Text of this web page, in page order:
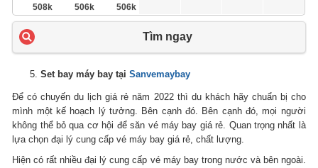
508k 506k 506k
Tìm ngay
Set bay máy bay tạiSanvemaybay
Để có chuyến du lịch giá rẻ năm 2022 thì du khách hãy chuẩn bị cho
mình một kế hoạch lý tưởng. Bên cạnh đó. Bên cạnh đó, mọi người
không thể bỏ qua cơ hội để săn vé máy bay giá rẻ. Quan trọng nhất là
lựa chọn đại lý cung cấp vé máy bay giá rẻ, chất lượng.
Hiện có rất nhiều đại lý cung cấp vé máy bay trong nước và bên ngoài.